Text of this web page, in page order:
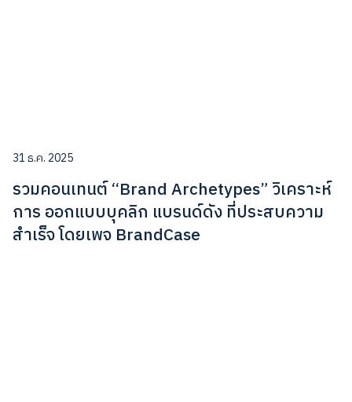
31 ธ.ค. 2025
รวมคอนเทนต์ “Brand Archetypes” วิเคราะห์
การ ออกแบบบุคลิก แบรนด์ดัง ที่ประสบความ
สำเร็จ โดยเพจ BrandCase